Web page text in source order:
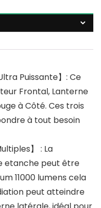
Puissante】: Ce
Frontal, Lanterne
à Côté. Ces trois
à tout besoin
】 : La
etanche peut être
11000 lumens cela
peut atteindre